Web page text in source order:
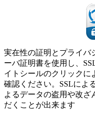
実在性の証明とプライバ
ーバ証明書を使用し、
イトシールのクリックに
確認ください。SSLによ
よるデータの盗用や改ざ
だくことが出来ます